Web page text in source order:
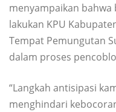
menyampaikan
lakukan KPU
Tempat Pemungutan
dalam proses
“Langkah antisipasi
menghindari